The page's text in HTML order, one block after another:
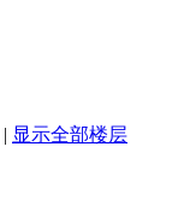
| 显示全部楼层